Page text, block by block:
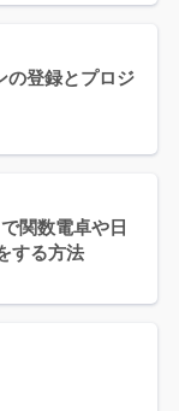
の登録とプロジ
関数電卓や日
する方法